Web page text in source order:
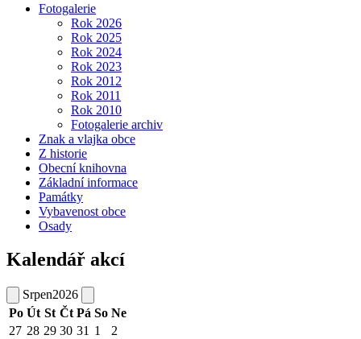
Fotogalerie
Rok 2026
Rok 2025
Rok 2024
Rok 2023
Rok 2012
Rok 2011
Rok 2010
Fotogalerie archiv
Znak a vlajka obce
Z historie
Obecní knihovna
Základní informace
Památky
Vybavenost obce
Osady
Kalendář akcí
Srpen2026
Po Út St Čt Pá So Ne
27 28 29 30 31 1
2